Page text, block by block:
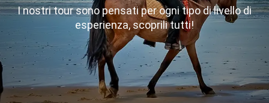
I nostri tour sono pensati per ogni tipo di livello di
esperienza, scoprili tutti!